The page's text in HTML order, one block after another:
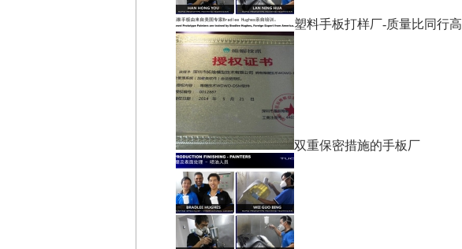
塑料手板打样厂-质量比同行高
双重保密措施的手板厂